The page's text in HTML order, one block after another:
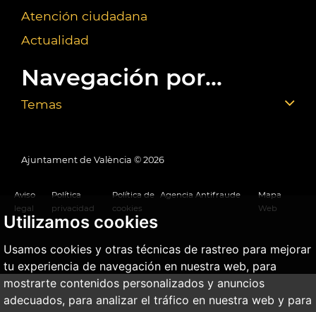
Utilizamos cookies
Usamos cookies y otras técnicas de rastreo para mejorar
tu experiencia de navegación en nuestra web, para
mostrarte contenidos personalizados y anuncios
adecuados, para analizar el tráfico en nuestra web y para
Atención ciudadana
Actualidad
Navegación por...
Temas
Ajuntament de València © 2026
Aviso
legal
Política
privacidad
Política de
cookies
Agencia Antifraude
Mapa
Web